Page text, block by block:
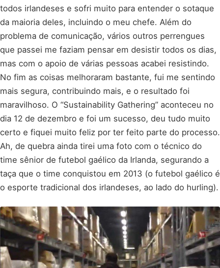
todos irlandeses e sofri muito para entender o sotaque
da maioria deles, incluindo o meu chefe. Além do
problema de comunicação, vários outros perrengues
que passei me faziam pensar em desistir todos os dias,
mas com o apoio de várias pessoas acabei resistindo.
No fim as coisas melhoraram bastante, fui me sentindo
mais segura, contribuindo mais, e o resultado foi
maravilhoso. O “Sustainability Gathering” aconteceu no
dia 12 de dezembro e foi um sucesso, deu tudo muito
certo e fiquei muito feliz por ter feito parte do processo.
Ah, de quebra ainda tirei uma foto com o técnico do
time sênior de futebol gaélico da Irlanda, segurando a
taça que o time conquistou em 2013 (o futebol gaélico é
o esporte tradicional dos irlandeses, ao lado do hurling).